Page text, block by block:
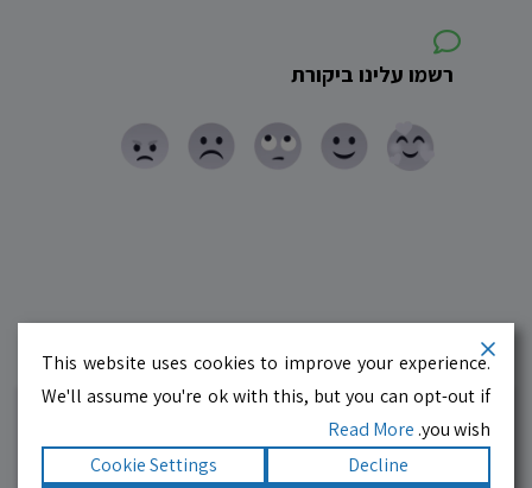
רשמו עלינו ביקורת
עסקים מומלצים!רוצים גם? לחצו כאן
10.0
This website uses cookies to improve your experience.
We'll assume you're ok with this, but you can opt-out if
you wish.
Read More
Decline
Cookie Settings